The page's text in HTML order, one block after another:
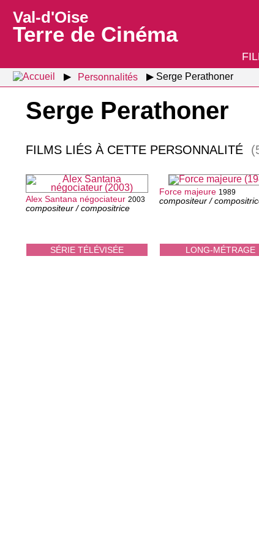
Val-d'Oise
Terre de Cinéma
Personnalités Serge Perathoner
Serge Perathoner
FILMS LIÉS À CETTE PERSONNALITÉ
SÉRIE TÉLÉVISÉE
Alex Santana négociateur 2003
compositeur / compositrice
LONG-MÉTRAGE
Force majeure 1989
compositeur /